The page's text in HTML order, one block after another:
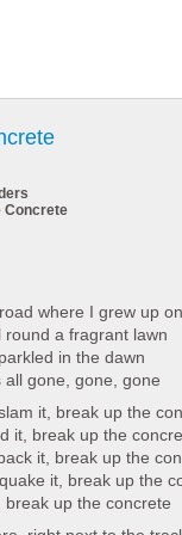
Concrete
where I grew up on
a fragrant lawn
in the dawn
all gone, gone, gone
it, break up the
it, break up the
it, break up the
it, break up the
up the concrete